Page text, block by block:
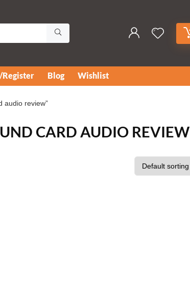
Register Blog Wishlist
audio review”
CARD AUDIO REVIEW